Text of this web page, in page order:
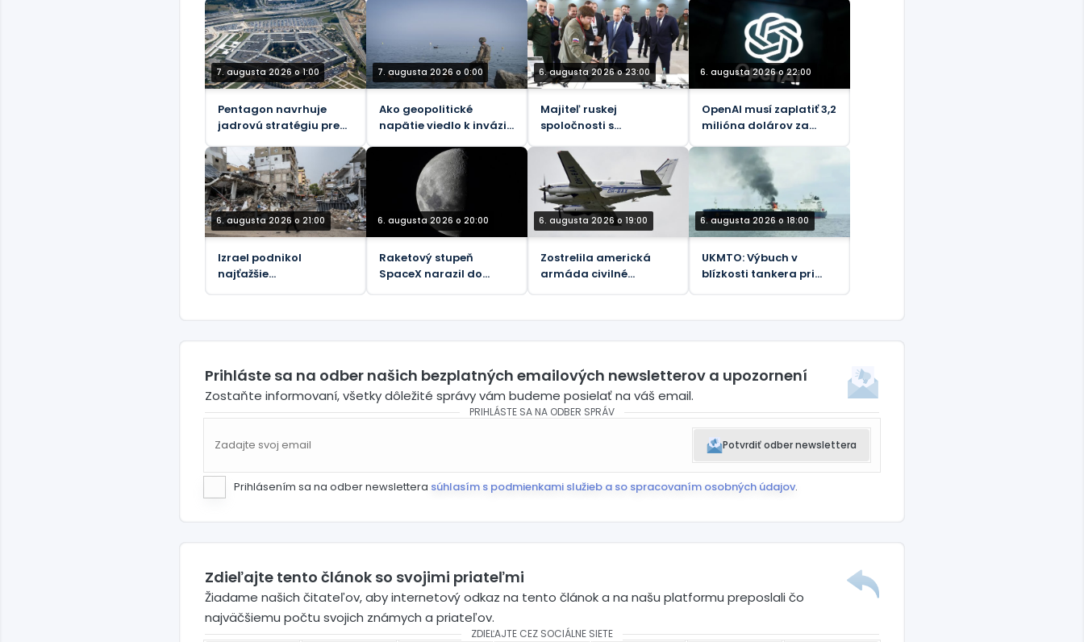
ako 26 %
voči bývalej ukrajinskej
veľvyslankyni v USA
bývalý generál
7. augusta 2026 o 1:00
Pentagon navrhuje
jadrovú stratégiu pre
Ruskom a Čínou – NBC
7. augusta 2026 o 0:00
Ako geopolitické
napätie viedlo k invázii
6. augusta 2026 o 23:00
Majiteľ ruskej
spoločnosti s
zranený pri výbuchu
bomby v aute
6. augusta 2026 o 22:00
OpenAI musí zaplatiť 3,2
milióna dolárov za
pracovníkov
6. augusta 2026 o 21:00
Izrael podnikol
najťažšie
6. augusta 2026 o 20:00
Raketový stupeň
SpaceX narazil do
6. augusta 2026 o 19:00
Zostrelila americká
armáda civilné
6. augusta 2026 o 18:00
UKMTO: Výbuch v
blízkosti tankera pri
Prihláste sa na odber našich bezplatných emailových newsletterov a upozornení
Zostaňte informovaní, všetky dôležité správy vám budeme posielať na váš email.
PRIHLÁSTE SA NA ODBER SPRÁV
Potvrdiť odber newslettera
Prihlásením sa na odber newslettera súhlasím s podmienkami služieb a so spracovaním osobných údajov.
Zdieľajte tento článok so svojimi priateľmi
Žiadame našich čitateľov, aby internetový odkaz na tento článok a na našu platformu preposlali čo
najväčšiemu počtu svojich známych a priateľov.
ZDIEĽAJTE CEZ SOCIÁLNE SIETE